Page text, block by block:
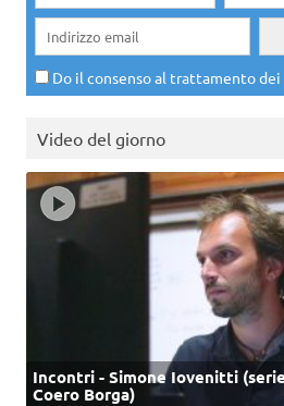
Do il consenso al trattamento
Video del giorno
Incontri - Simone Iovenitti
Coero Borga)